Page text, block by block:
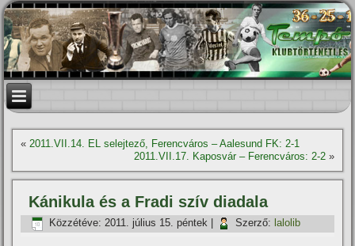
«2011.VII.14. EL selejtező, Ferencváros – Aalesund FK: 2-1
2011.VII.17. Kaposvár – Ferencváros: 2-2»
Kánikula és a Fradi szí­v diadala
Közzétéve: 2011. július 15. péntek Szerző: lalolib